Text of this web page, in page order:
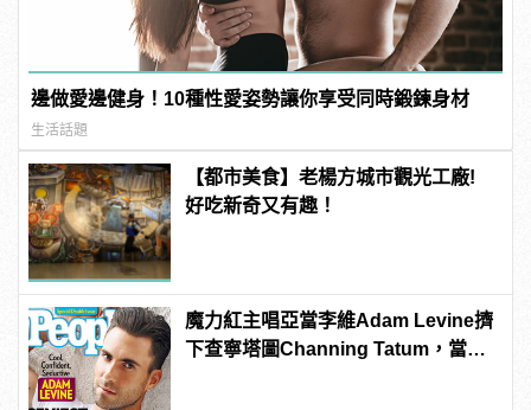
邊做愛邊健身！10種性愛姿勢讓你享受同時鍛鍊身材
生活話題
【都市美食】老楊方城市觀光工廠!
好吃新奇又有趣！
魔力紅主唱亞當李維Adam Levine擠
下查寧塔圖Channing Tatum，當選